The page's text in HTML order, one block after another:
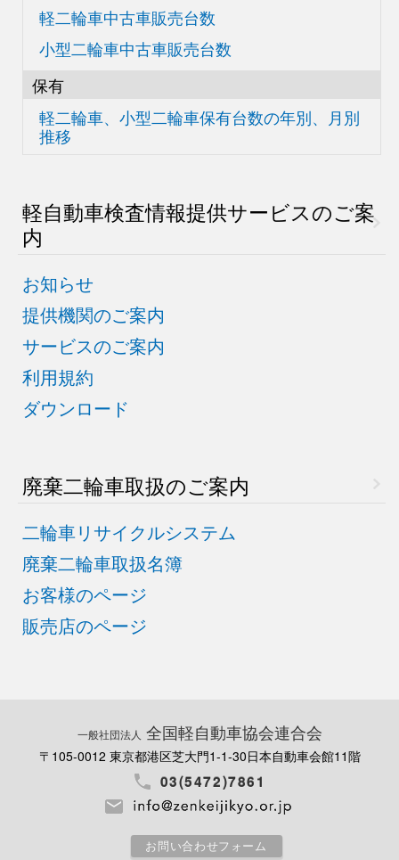
軽二輪車中古車販売台数
小型二輪車中古車販売台数
保有
軽二輪車、小型二輪車保有台数の年別、月別
推移
軽自動車検査情報提供サービスのご案
内
お知らせ
提供機関のご案内
サービスのご案内
利用規約
ダウンロード
廃棄二輪車取扱のご案内
二輪車リサイクルシステム
廃棄二輪車取扱名簿
お客様のページ
販売店のページ
一般社団法人 全国軽自動車協会連合会
〒105-0012 東京都港区芝大門1-1-30日本自動車会館11階
03(5472)7861
お問い合わせフォーム